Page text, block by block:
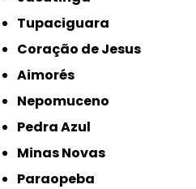
Tupaciguara
Coração de Jesus
Aimorés
Nepomuceno
Pedra Azul
Minas Novas
Paraopeba